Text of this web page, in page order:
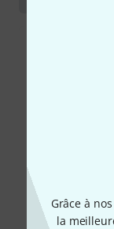
Grâce à
la